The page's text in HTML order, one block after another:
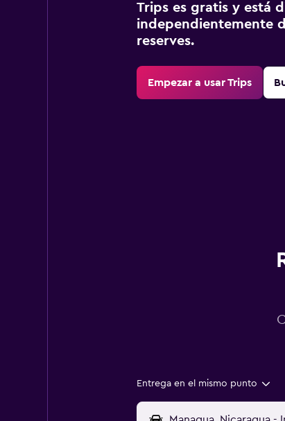
Trips es gratis y está
independientemente
reserves.
Empezar a usar Trips
Entrega en el mismo punto